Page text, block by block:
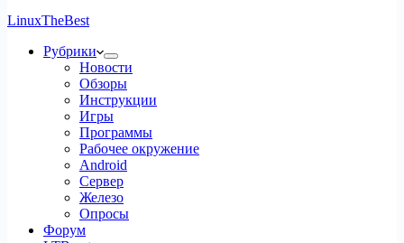
LinuxTheBest
Рубрики
Новости
Обзоры
Инструкции
Игры
Программы
Рабочее окружение
Android
Сервер
Железо
Опросы
Форум